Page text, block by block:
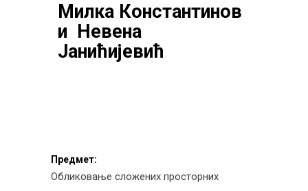
Милка Константинов
и Невена
Јанићијевић
Предмет:
Обликовање сложених просторних